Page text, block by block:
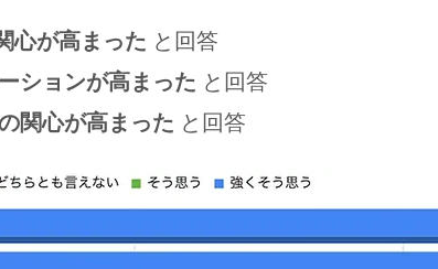
心が高まった と回答
ションが高まった と回答
関心が高まった と回答